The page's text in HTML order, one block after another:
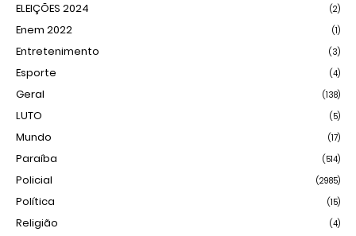
ELEIÇÕES 2024 (2)
Enem 2022 (1)
Entretenimento (3)
Esporte (4)
Geral (138)
LUTO (5)
Mundo (17)
Paraíba (514)
Policial (2985)
Política (15)
Religião (4)